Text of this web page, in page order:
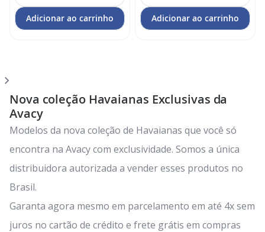
Adicionar ao carrinho Adicionar ao carrinho
lendo
a
pagina
Nova coleção Havaianas Exclusivas da
Avacy
Modelos da nova coleção de Havaianas que você só
encontra na Avacy com exclusividade. Somos a única
distribuidora autorizada a vender esses produtos no
Brasil.
Garanta agora mesmo em parcelamento em até 4x sem
juros no cartão de crédito e frete grátis em compras